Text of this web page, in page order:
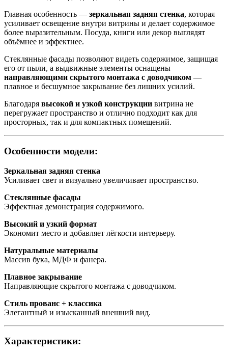
Главная особенность — зеркальная задняя стенка, которая
усиливает освещение внутри витрины и делает содержимое
более выразительным. Посуда, книги или декор выглядят
объёмнее и эффектнее.
Стеклянные фасады позволяют видеть содержимое, защищая
его от пыли, а выдвижные элементы оснащены
направляющими скрытого монтажа с доводчиком —
плавное и бесшумное закрывание без лишних усилий.
Благодаря высокой и узкой конструкции витрина не
перегружает пространство и отлично подходит как для
просторных, так и для компактных помещений.
Особенности модели:
Зеркальная задняя стенка
Усиливает свет и визуально увеличивает пространство.
Стеклянные фасады
Эффектная демонстрация содержимого.
Высокий и узкий формат
Экономит место и добавляет лёгкости интерьеру.
Натуральные материалы
Массив бука, МДФ и фанера.
Плавное закрывание
Направляющие скрытого монтажа с доводчиком.
Стиль прованс + классика
Элегантный и изысканный внешний вид.
Характеристики: